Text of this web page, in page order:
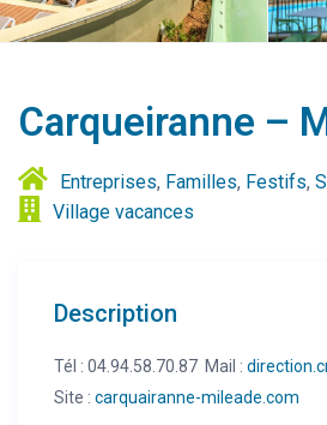
Carqueiranne –
Entreprises, Familles, Festifs,
Village vacances
Description
Tél : 04.94.58.70.87 Mail :
Site : carquairanne-mileade.com